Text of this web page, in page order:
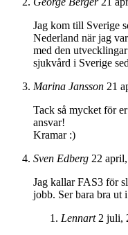
Jag kom till Sverige
Nederland när jag
med den
sjukvård i Sverige
Marina Jansson 21
Tack så mycket för
ansvar!
Kramar :)
Sven Edberg 22
Jag kallar FAS3 för
jobb. Ser bara bra ut
Lennart 2 juli,